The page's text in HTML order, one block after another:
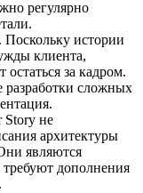
регулярно
. Поскольку истории
клиента,
за кадром.
разработки сложных
Story не
архитектуры
являются
дополнения